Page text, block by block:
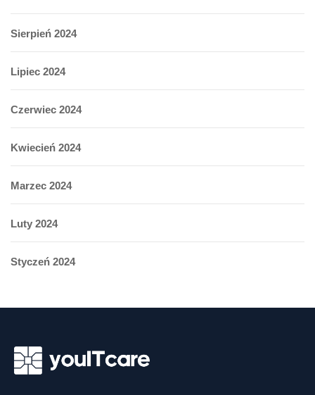
Sierpień 2024
Lipiec 2024
Czerwiec 2024
Kwiecień 2024
Marzec 2024
Luty 2024
Styczeń 2024